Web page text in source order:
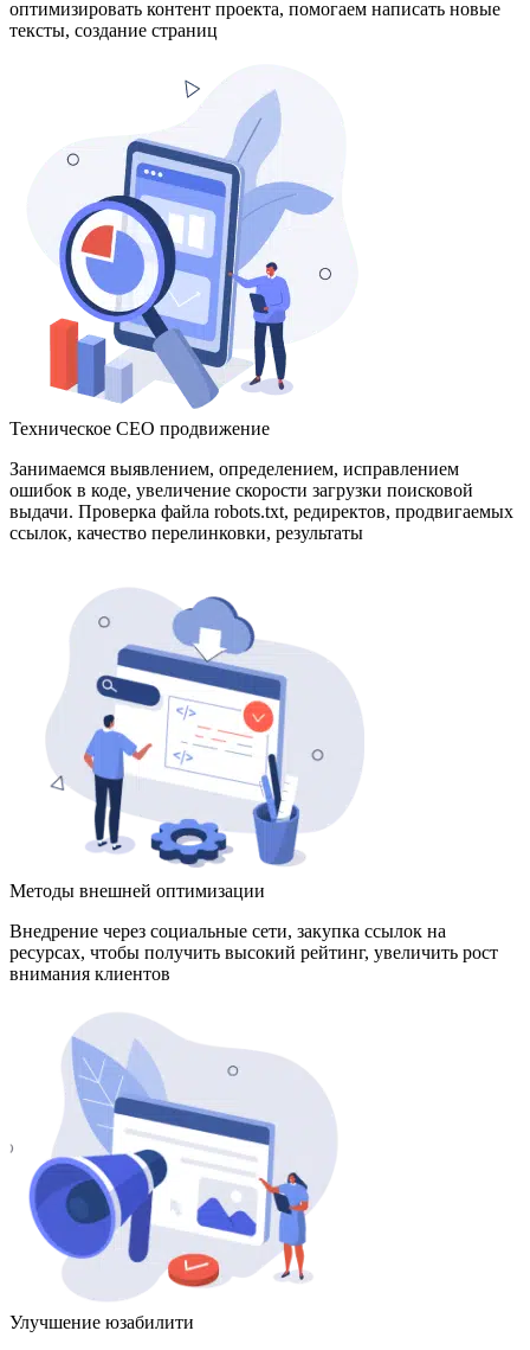
оптимизировать контент проекта, помогаем написать новые
тексты, создание страниц
Техническое СЕО продвижение
Занимаемся выявлением, определением, исправлением
ошибок в коде, увеличение скорости загрузки поисковой
выдачи. Проверка файла robots.txt, редиректов, продвигаемых
ссылок, качество перелинковки, результаты
Методы внешней оптимизации
Внедрение через социальные сети, закупка ссылок на
ресурсах, чтобы получить высокий рейтинг, увеличить рост
внимания клиентов
Улучшение юзабилити